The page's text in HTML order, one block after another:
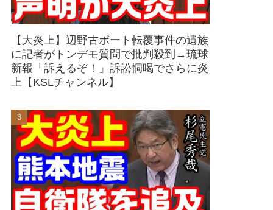
【大炎上】辺野古ボート転覆事件の遺族
に記者がトンデモ質問で批判殺到→琉球
新報「訴えるぞ！」訴訟恫喝でさらに炎
上【KSLチャンネル】